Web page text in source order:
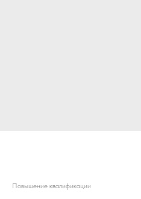
Повышение квалификации